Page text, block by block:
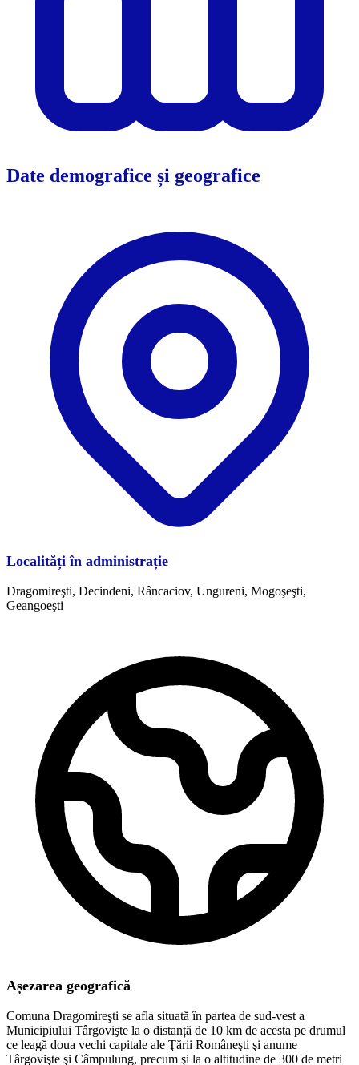
Date demografice și geografice
Localități în administrație
Dragomireşti, Decindeni, Râncaciov, Ungureni, Mogoşeşti,
Geangoeşti
Așezarea geografică
Comuna Dragomireşti se afla situată în partea de sud-vest a
Municipiului Târgovişte la o distanță de 10 km de acesta pe drumul
ce leagă doua vechi capitale ale Ţării Româneşti şi anume
Târgovişte şi Câmpulung, precum şi la o altitudine de 300 de metri